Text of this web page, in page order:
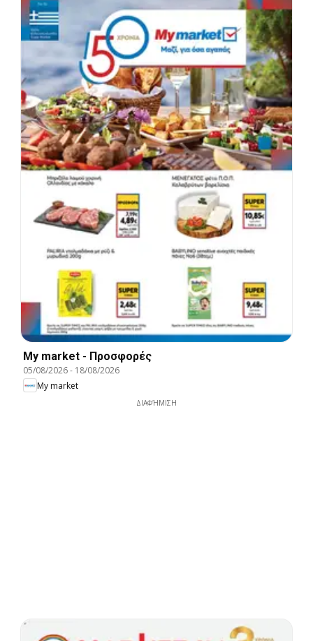
My market - Προσφορές
05/08/2026- 18/08/2026
My market
ΔΙΑΦΉΜΙΣΗ